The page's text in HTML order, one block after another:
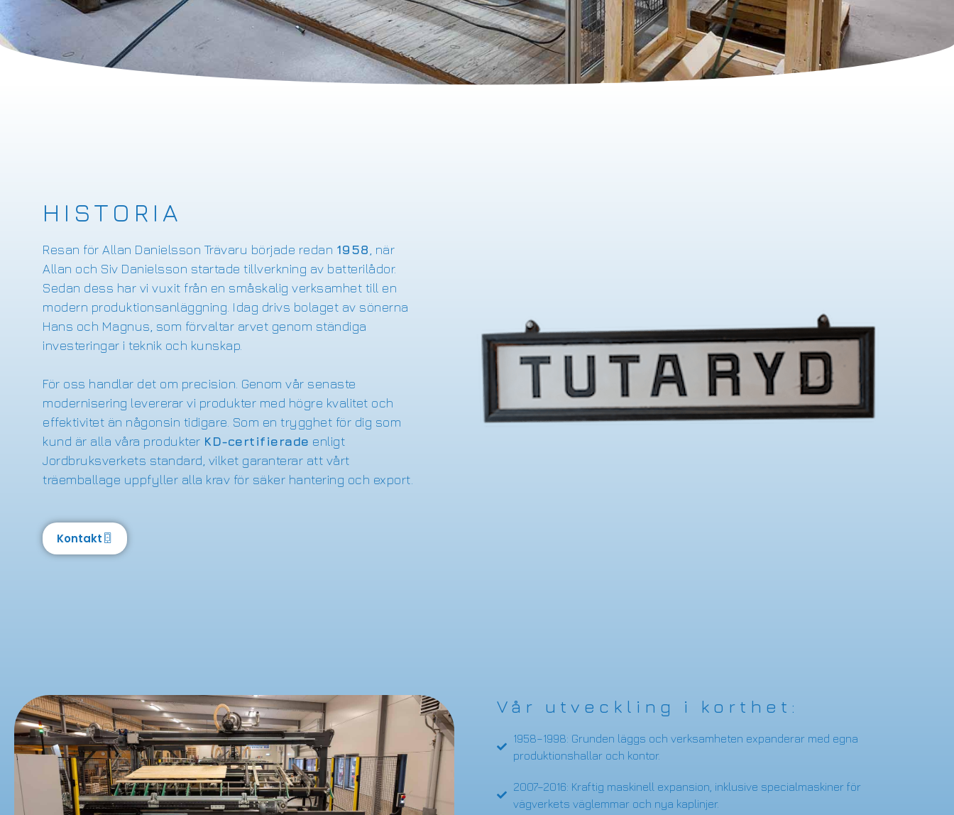
HISTORIA
Resan för Allan Danielsson Trävaru började redan 1958 , när
Allan och Siv Danielsson startade tillverkning av batterilådor.
Sedan dess har vi vuxit från en småskalig verksamhet till en
modern produktionsanläggning. Idag drivs bolaget av sönerna
Hans och Magnus, som förvaltar arvet genom ständiga
investeringar i teknik och kunskap.
För oss handlar det om precision. Genom vår senaste
modernisering levererar vi produkter med högre kvalitet och
effektivitet än någonsin tidigare. Som en trygghet för dig som
kund är alla våra produkter KD-certifierade enligt
Jordbruksverkets standard, vilket garanterar att vårt
träemballage uppfyller alla krav för säker hantering och export.
Kontakt
Vår utveckling i korthet:
1958–1998: Grunden läggs och verksamheten expanderar med egna
produktionshallar och kontor.
2007–2016: Kraftig maskinell expansion, inklusive specialmaskiner för
vägverkets väglemmar och nya kaplinjer.